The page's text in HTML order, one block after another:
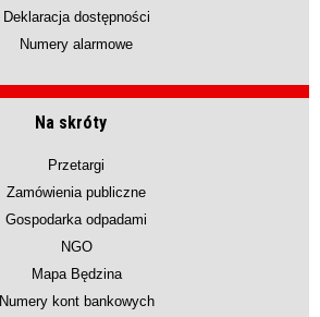
Deklaracja dostępności
Numery alarmowe
Na skróty
Przetargi
Zamówienia publiczne
Gospodarka odpadami
NGO
Mapa Będzina
Numery kont bankowych